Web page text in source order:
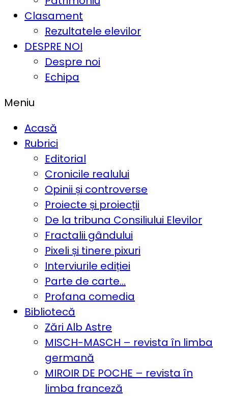
Clasament
Rezultatele elevilor
DESPRE NOI
Despre noi
Echipa
Meniu
Acasă
Rubrici
Editorial
Cronicile realului
Opinii și controverse
Proiecte și proiecții
De la tribuna Consiliului Elevilor
Fractalii gândului
Pixeli și tinere pixuri
Interviurile ediției
Parte de carte…
Profana comedia
Bibliotecă
Zări Alb Astre
MISCH-MASCH – revista în limba
germană
MIROIR DE POCHE – revista în
limba franceză